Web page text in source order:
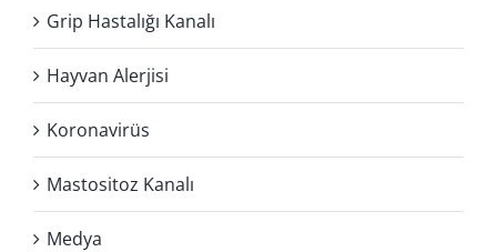
Grip Hastalığı Kanalı
Hayvan Alerjisi
Koronavirüs
Mastositoz Kanalı
Medya